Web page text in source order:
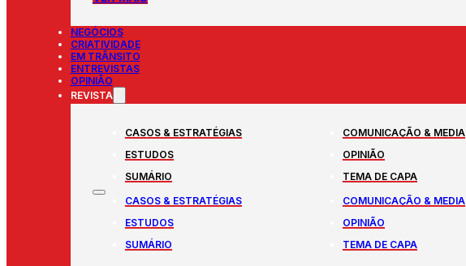
NEGÓCIOS
CRIATIVIDADE
EM TRÂNSITO
ENTREVISTAS
OPINIÃO
REVISTA
CASOS & ESTRATÉGIAS COMUNICAÇÃO & MEDIA
ESTUDOS
OPINIÃO
SUMÁRIO
TEMA DE CAPA
CASOS & ESTRATÉGIAS
COMUNICAÇÃO & MEDIA
ESTUDOS
OPINIÃO
SUMÁRIO
TEMA DE CAPA